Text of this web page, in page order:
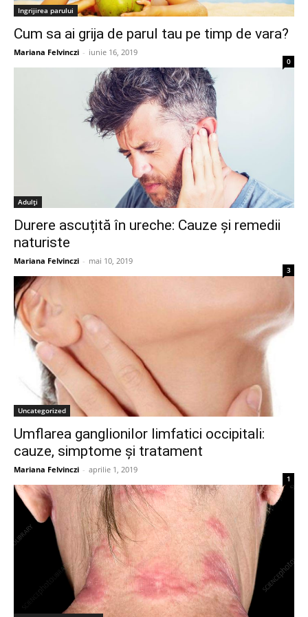
Ingrijirea parului
Cum sa ai grija de parul tau pe timp de vara?
Mariana Felvinczi - iunie 16, 2019
0
Adulți
Durere ascuțită în ureche: Cauze și remedii
naturiste
Mariana Felvinczi - mai 10, 2019
3
Uncategorized
Umflarea ganglionilor limfatici occipitali:
cauze, simptome și tratament
Mariana Felvinczi - aprilie 1, 2019
1